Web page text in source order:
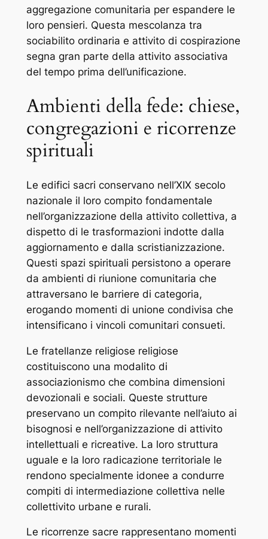
aggregazione comunitaria per espandere le
loro pensieri. Questa mescolanza tra
sociabilito ordinaria e attivito di cospirazione
segna gran parte della attivito associativa
del tempo prima dell’unificazione.
Ambienti della fede: chiese,
congregazioni e ricorrenze
spirituali
Le edifici sacri conservano nell’XIX secolo
nazionale il loro compito fondamentale
nell’organizzazione della attivito collettiva, a
dispetto di le trasformazioni indotte dalla
aggiornamento e dalla scristianizzazione.
Questi spazi spirituali persistono a operare
da ambienti di riunione comunitaria che
attraversano le barriere di categoria,
erogando momenti di unione condivisa che
intensificano i vincoli comunitari consueti.
Le fratellanze religiose religiose
costituiscono una modalito di
associazionismo che combina dimensioni
devozionali e sociali. Queste strutture
preservano un compito rilevante nell’aiuto ai
bisognosi e nell’organizzazione di attivito
intellettuali e ricreative. La loro struttura
uguale e la loro radicazione territoriale le
rendono specialmente idonee a condurre
compiti di intermediazione collettiva nelle
collettivito urbane e rurali.
Le ricorrenze sacre rappresentano momenti